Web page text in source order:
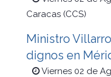
Caracas (CCS)
Ministro
dignos en
Viernes 02 de